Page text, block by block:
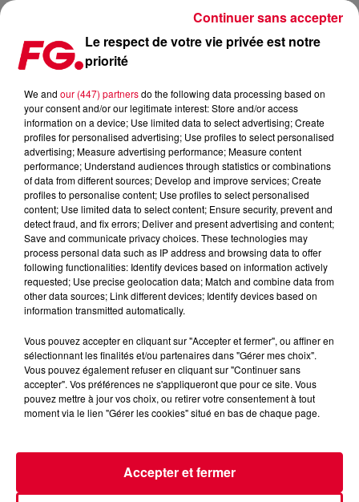
NOUVEAU SINGLE POUR CARL COX
Publié : 29 février 2016 à 10h17 par La rédaction
La légende de la techno, résident historique de RadioFG,
Pour fêter la centième sortie de son label Intec Digital, il
signe avec Jon Rundell un nouvel EP sobrement baptisé «
Le respect de votre vie privée est notre
priorité
We and our (447) partnersdo the following data processing based on
your consent and/or our legitimate interest: Store and/or access
information on a device; Use limited data to select advertising; Create
profiles for personalised advertising; Use profiles to select personalised
advertising; Measure advertising performance; Measure content
performance; Understand audiences through statistics or combinations
of data from different sources; Develop and improve services; Create
profiles to personalise content; Use profiles to select personalised
content; Use limited data to select content; Ensure security, prevent and
detect fraud, and fix errors; Deliver and present advertising and content;
Save and communicate privacy choices. These technologies may
process personal data such as IP address and browsing data to offer
following functionalities: Identify devices based on information actively
requested; Use precise geolocation data; Match and combine data from
other data sources; Link different devices; Identify devices based on
information transmitted automatically.
Vous pouvez accepter en cliquant sur "Accepter et fermer", ou affiner en
sélectionnant les finalités et/ou partenaires dans "Gérer mes choix".
Vous pouvez également refuser en cliquant sur "Continuer sans
accepter". Vos préférences ne s'appliqueront que pour ce site. Vous
pouvez mettre à jour vos choix, ou retirer votre consentement à tout
moment via le lien "Gérer les cookies" situé en bas de chaque page.
Accepter et fermer
Continuer sans accepter